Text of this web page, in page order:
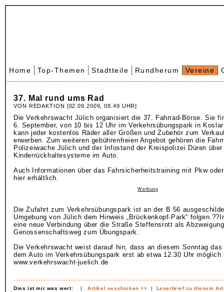
Home Top-Themen Stadtteile Rundherum Vereine
37. Mal rund ums Rad
VON REDAKTION [02.09.2009, 08.49 UHR]
Die Verkehrswacht Jülich organisiert die 37. Fahrrad-Börse. Sie
6. September, von 10 bis 12 Uhr im Verkehrsübungspark in
kann jeder kostenlos Räder aller Größen und Zubehör zum
erwerben. Zum weiteren gebührenfreien Angebot gehören die
Polizeiwache Jülich und der Infostand der Kreispolizei Düren über
Kinderrückhaltesysteme im Auto.
Auch Informationen über das Fahrsicherheitstraining mit Pkw
hier erhältlich.
Werbung
Die Zufahrt zum Verkehrsübungspark ist an der B 56
Umgebung von Jülich dem Hinweis „Brückenkopf-Park“
eine neue Verbindung über die Straße Steffensrott als
Genossenschaftsweg zum Übungspark.
Die Verkehrswacht weist darauf hin, dass an diesem Sonntag
dem Auto im Verkehrsübungspark erst ab etwa 12.30 Uhr
www.verkehrswacht-juelich.de
Dies ist mir was wert: |Artikel veschicken >> | Leserbrief zu diesem